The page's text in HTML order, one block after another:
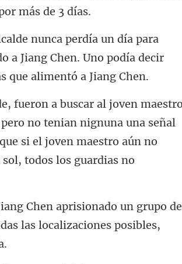
ra
a Jiang Chen. Uno podía deci
no tenian nignuna una señal
si el jove
un grupo de
las lo